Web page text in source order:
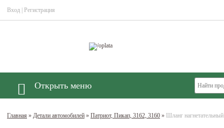
Вход Регистрация
Открыть меню
Главная » Детали автомобилей » Патриот, Пикап, 3162, 3160 » Шланг